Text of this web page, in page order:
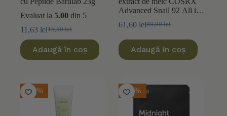
Evaluat la 5.00 din 5
15,50lei
Prețul
inițial
a
fost:
11,63 leiPrețul
curent
este:
11,63 lei.
Adaugă în coș
Advanced Snail 92 All in
88,00lei
Prețul
a
fost:
61,60 leiPrețul
este:
61,60 lei.
Adaugă în coș
-25% -10%